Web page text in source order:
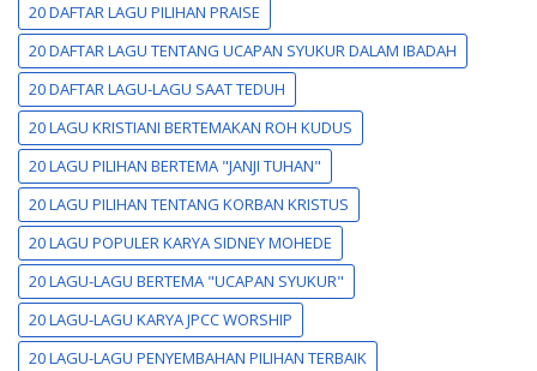
20 DAFTAR LAGU PILIHAN PRAISE
20 DAFTAR LAGU TENTANG UCAPAN SYUKUR DALAM IBADAH
20 DAFTAR LAGU-LAGU SAAT TEDUH
20 LAGU KRISTIANI BERTEMAKAN ROH KUDUS
20 LAGU PILIHAN BERTEMA "JANJI TUHAN"
20 LAGU PILIHAN TENTANG KORBAN KRISTUS
20 LAGU POPULER KARYA SIDNEY MOHEDE
20 LAGU-LAGU BERTEMA "UCAPAN SYUKUR"
20 LAGU-LAGU KARYA JPCC WORSHIP
20 LAGU-LAGU PENYEMBAHAN PILIHAN TERBAIK